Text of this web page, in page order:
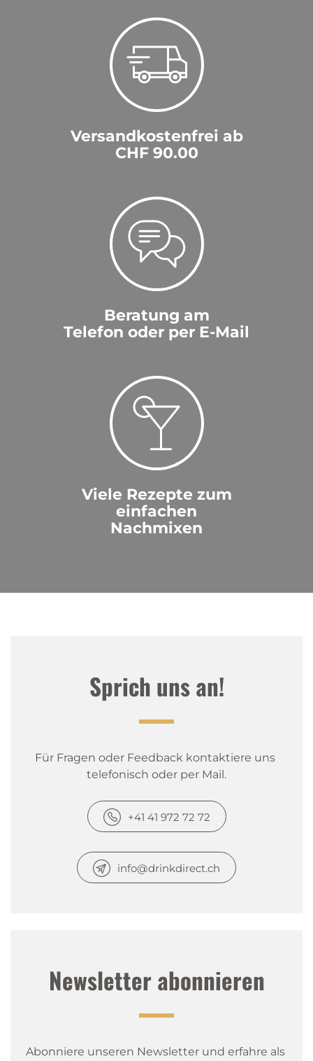
Versandkostenfrei ab
CHF 90.00
Beratung am
Telefon oder per E-Mail
Viele Rezepte zum
einfachen
Nachmixen
Sprich uns an!
Für Fragen oder Feedback kontaktiere uns
telefonisch oder per Mail.
+41 41 972 72 72
info@drinkdirect.ch
Newsletter abonnieren
Abonniere unseren Newsletter und erfahre als